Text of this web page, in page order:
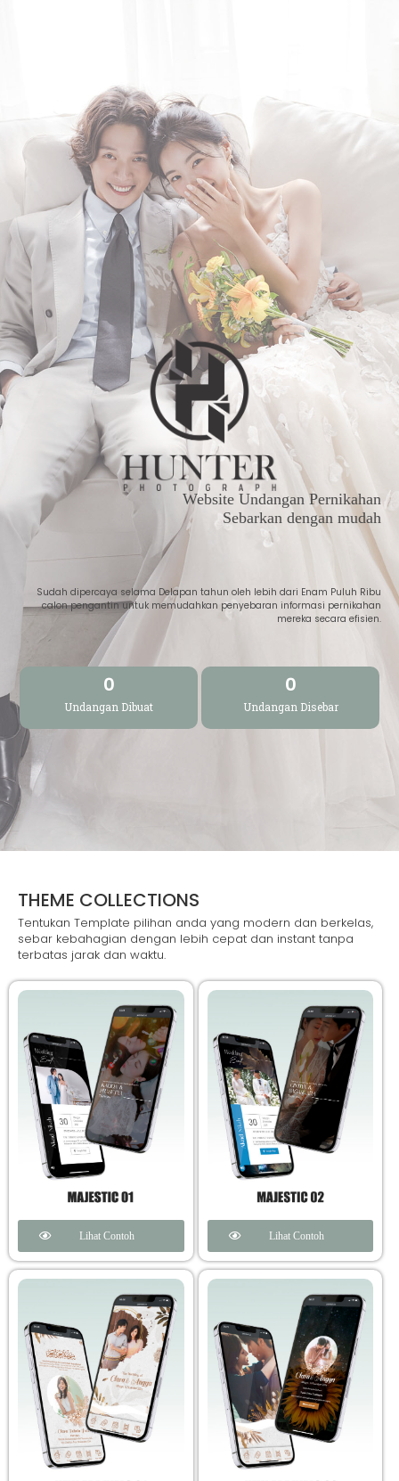
Website Undangan Pernikahan
Sebarkan dengan mudah
Sudah dipercaya selama Delapan tahun oleh lebih dari Enam Puluh Ribu
calon pengantin untuk memudahkan penyebaran informasi pernikahan
mereka secara efisien.
0
Undangan Dibuat
0
Undangan Disebar
THEME COLLECTIONS
Tentukan Template pilihan anda yang modern dan berkelas,
sebar kebahagian dengan lebih cepat dan instant tanpa
terbatas jarak dan waktu.
Lihat Contoh Lihat Contoh